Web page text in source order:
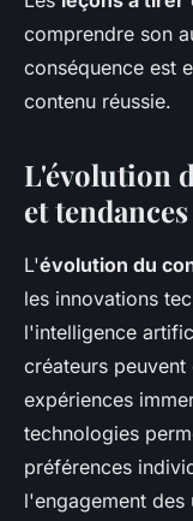
comprendre son
conséquence est
contenu réussie.
L'évolution
et
L'évolution du
les innovations
l'intelligence
créateurs
expériences
technologies
préférences
l'engagement des